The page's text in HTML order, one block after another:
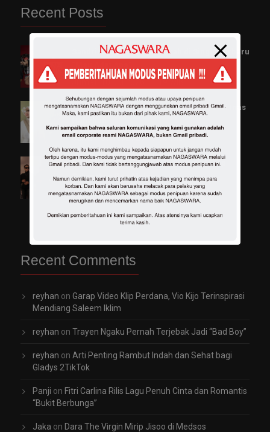
Recent Posts
Sandrina & Ncum Ajak Nikah di Single Terbaru
Jumat, 10 Jul 2026 11:19 WIB
“Tumbuh Berdua”, Single Pop Manis dari Inas
Jumat, 03 Jul 2026 13:00 WIB
Luvia Band Rilis “Bidadari Surgaku” Siap
Sukseskan Pop Melayu
Jumat, 26 Jun 2026 10:33 WIB
Recent Comments
reyhan on Garap Video Klip Perdana, Vio Kijo Terinspirasi
Mendiang Saleem Iklim
reyhan on Trayen Ngaku Pernah Terjebak Jadi “Bad Boy”
reyhan on Arti Penting Rambut Indah dan Sehat bagi
Gladys 2TikTok
Panji on Fitri Carlina Rilis Lagu Penuh Cinta dan Romantis
“Bukit Berbunga”
Jaka on Dara The Virgin Mirip Jisoo di Medsos